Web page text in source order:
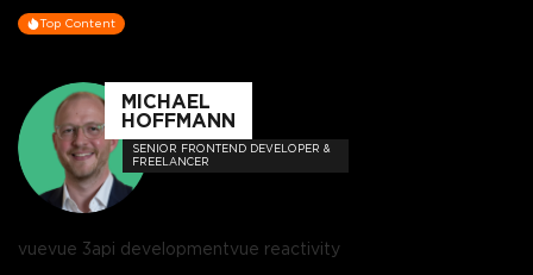
Top Content
MICHAEL
HOFFMANN
SENIOR FRONTEND DEVELOPER &
FREELANCER
vuevue 3api developmentvue reactivity